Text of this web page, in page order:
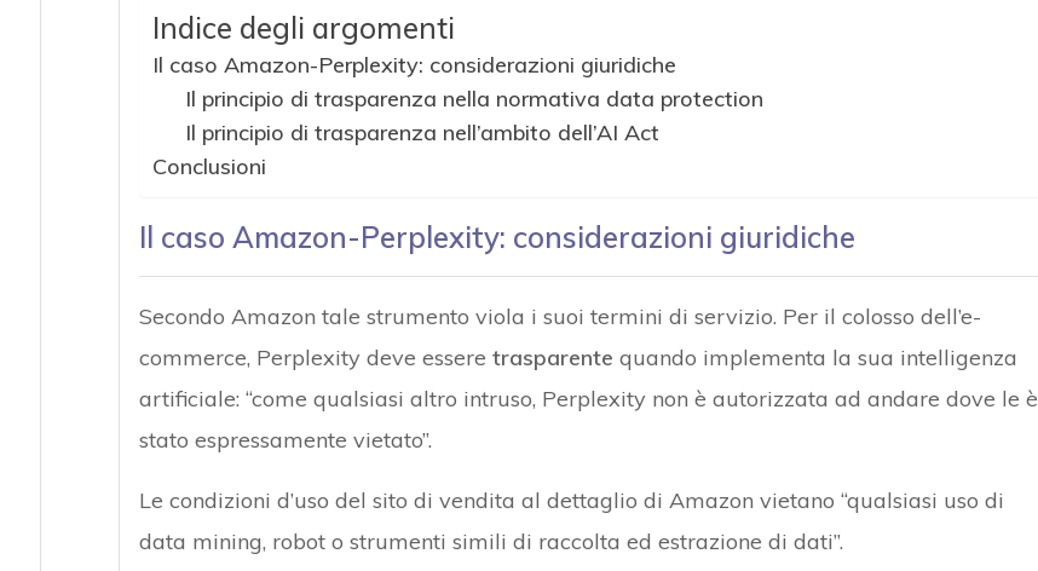
Indice degli argomenti
Il caso Amazon-Perplexity: considerazioni giuridiche
Il principio di trasparenza nella normativa data protection
Il principio di trasparenza nell’ambito dell’AI Act
Conclusioni
Il caso Amazon-Perplexity: considerazioni giuridiche
Secondo Amazon tale strumento viola i suoi termini di servizio. Per il colosso dell’e-
commerce, Perplexity deve essere trasparente quando implementa la sua intelligenza
artificiale: “come qualsiasi altro intruso, Perplexity non è autorizzata ad andare dove le è
stato espressamente vietato”.
Le condizioni d’uso del sito di vendita al dettaglio di Amazon vietano “qualsiasi uso di
data mining, robot o strumenti simili di raccolta ed estrazione di dati”.